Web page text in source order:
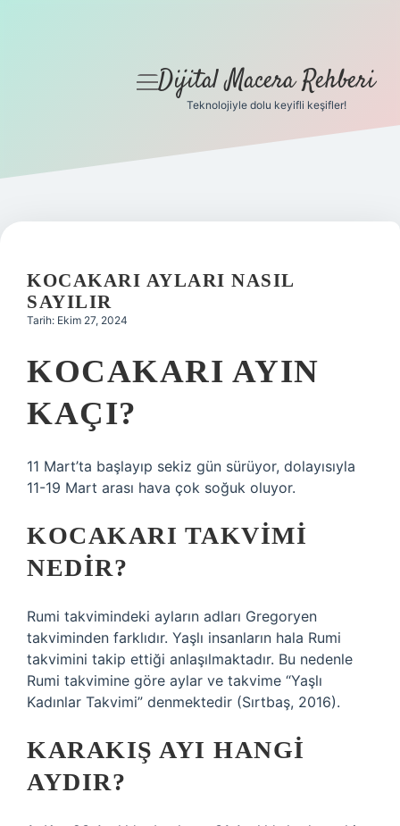
Gizlilik Politikası
Yasal Uyarı
menüyü
Dijital Macera Rehberi
Teknolojiyle dolu keyifli keşifler!
KOCAKARI AYLARI NASIL
SAYILIR
Tarih: Ekim 27, 2024
KOCAKARI AYIN
KAÇI?
11 Mart’ta başlayıp sekiz gün sürüyor, dolayısıyla
11-19 Mart arası hava çok soğuk oluyor.
KOCAKARI TAKVIMI
NEDIR?
Rumi takvimindeki ayların adları Gregoryen
takviminden farklıdır. Yaşlı insanların hala Rumi
takvimini takip ettiği anlaşılmaktadır. Bu nedenle
Rumi takvimine göre aylar ve takvime “Yaşlı
Kadınlar Takvimi” denmektedir (Sırtbaş, 2016).
KARAKIŞ AYI HANGI
AYDIR?